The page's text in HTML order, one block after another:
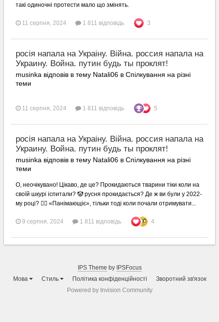
такі одиночні протести мало що змінять.
11 серпня, 2024 1 811 відповідь 3
росія напала на Украіну. Війна. россия напала на
Украину. Война. путин будь ты проклят!
musinka відповів в тему Natali06 в Спілкування на різні
теми
11 серпня, 2024 1 811 відповідь 5
росія напала на Украіну. Війна. россия напала на
Украину. Война. путин будь ты проклят!
musinka відповів в тему Natali06 в Спілкування на різні
теми
О, неочікувано! Цікаво, де це? Прокидаються тварини тіки коли на
своїй шкурі іспитали? 🤡 русня прокидається? Де ж ви були у 2022-
му році? 🤦‍♂️ «Панімающіє», тільки тоді коли почали отримувати...
9 серпня, 2024 1 811 відповідь 4
IPS Theme by IPSFocus
Мова
Стиль Політика конфіденційності
Зворотний зв'язок
Powered by Invision Community